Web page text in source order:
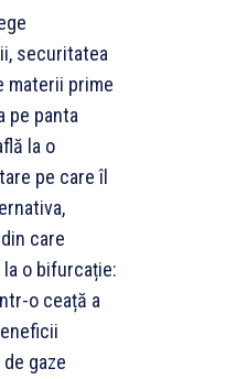
securitatea
materii prime
pe panta
la o
pe care îl
care
o bifurcație:
o ceață a
gaze